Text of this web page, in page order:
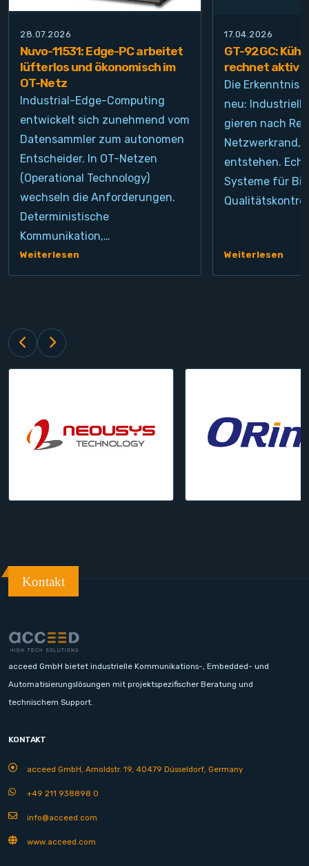
28.07.2026
Nuvo-11531: Edge-PC arbeitet
lüfterlos und ökonomisch im
OT-Netz
Industrial-Edge-Computing
entwickelt sich zunehmend vom
Datensammler zum autonomen
Entscheider. In OT-Netzen
(Operational Technology)
wechseln die Anforderungen.
Deterministische
Kommunikation,…
Weiterlesen
17.04.2026
GT-92GC:
rechnet aktiv
Die Erkenntnis
neu:
gieren nach
Netzwerkrand,
entstehen.
Systeme für
Weiterlesen
Kontakt
acceed GmbH bietet industrielle Kommunikations-, Embedded- und
Automatisierungslösungen mit projektspezifischer Beratung und
technischem Support.
KONTAKT
acceed GmbH, Arnoldstr. 19, 40479 Düsseldorf, Germany
+49 211 938898 0
info@acceed.com
www.acceed.com